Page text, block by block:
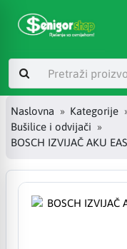
Naslovna Kategorije
Bušilice i odvijači
BOSCH IZVIJAČ AKU